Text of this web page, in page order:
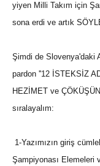
yiyen Milli Takım için
sona erdi ve artık
Şimdi de Slovenya'daki
pardon ''12 İSTEKSİZ
HEZİMET ve
sıralayalım:
1-Yazımızın giriş
Şampiyonası Elemeleri